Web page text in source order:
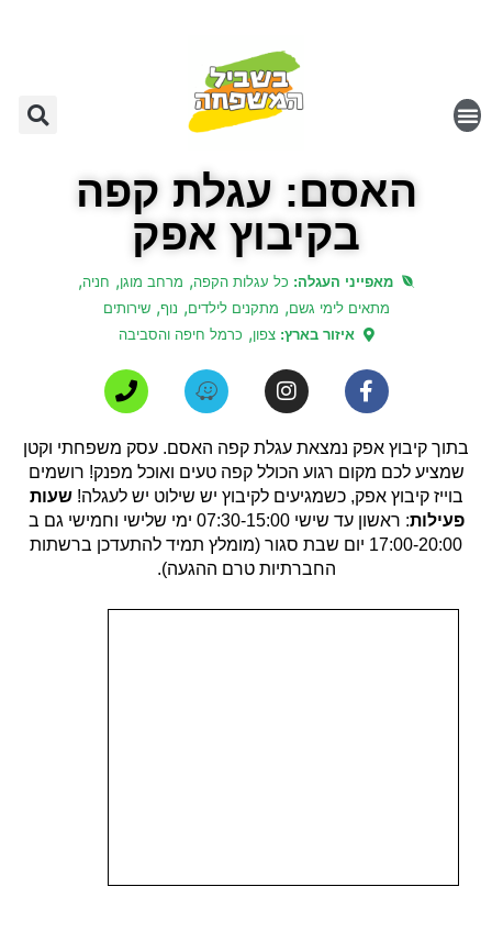
האסם: עגלת קפה
בקיבוץ אפק
מאפייני העגלה: כל עגלות הקפה, מרחב מוגן, חניה,
מתאים לימי גשם, מתקנים לילדים, נוף, שירותים
איזור בארץ:צפון, כרמל חיפה והסביבה
בתוך קיבוץ אפק נמצאת עגלת קפה האסם. עסק משפחתי וקטן
שמציע לכם מקום רגוע הכולל קפה טעים ואוכל מפנק! רושמים
בוייז קיבוץ אפק, כשמגיעים לקיבוץ יש שילוט יש לעגלה!שעות
פעילות
: ראשון עד שישי 07:30-15:00 ימי שלישי וחמישי גם ב
17:00-20:00 יום שבת סגור (מומלץ תמיד להתעדכן ברשתות
החברתיות טרם ההגעה).